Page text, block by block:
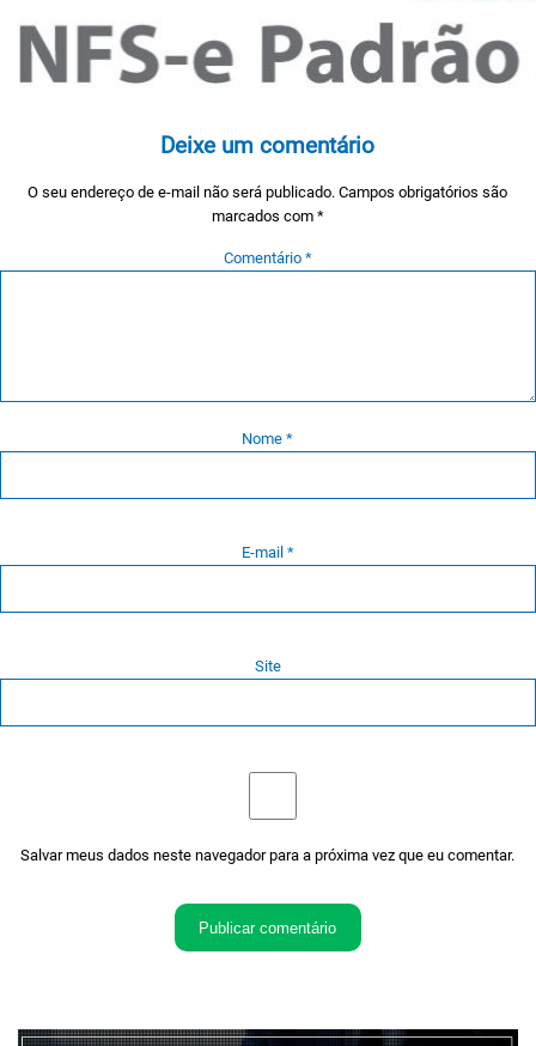
Deixe um comentário
O seu endereço de e-mail não será publicado. Campos obrigatórios são
marcados com *
Comentário *
Nome*
E-mail *
Site
Salvar meus dados neste navegador para a próxima vez que eu comentar.